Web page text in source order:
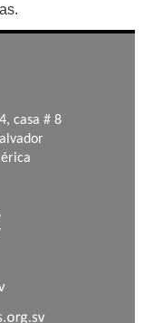
casa # 8